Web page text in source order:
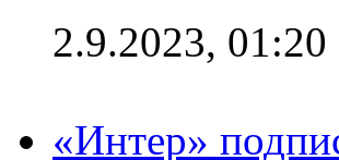
2.9.2023, 01:20
«Интер»